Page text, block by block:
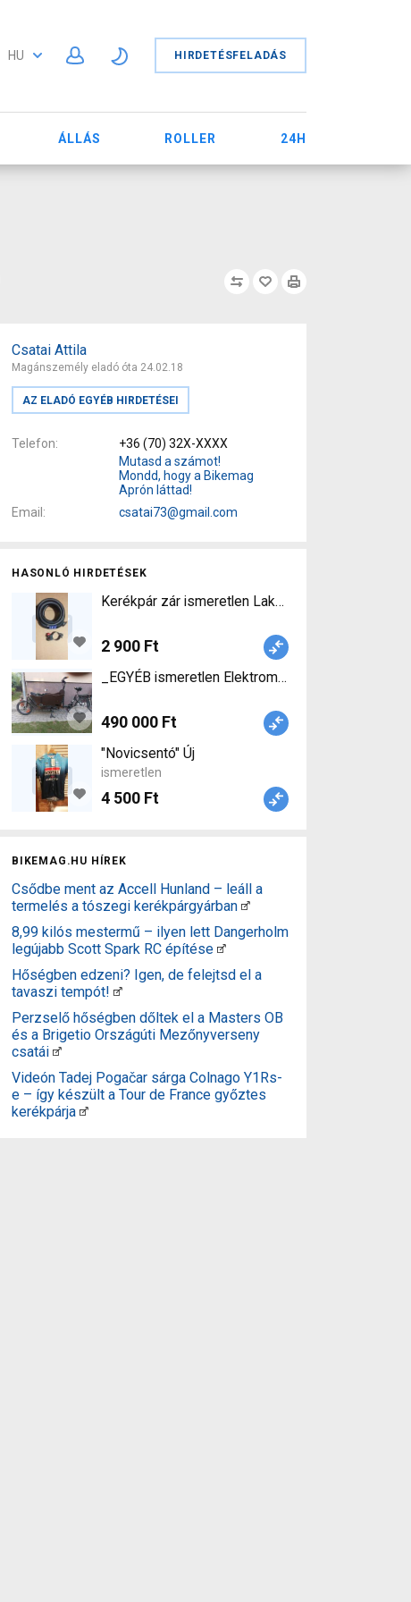
HU HIRDETÉSFELADÁS
ÁLLÁS ROLLER 24H
Csatai Attila
Magánszemély eladó óta 24.02.18
AZ ELADÓ EGYÉB HIRDETÉSEI
Telefon
+36 (70) 32X-XXXX
Mutasd a számot!
Mondd, hogy a Bikemag
Aprón láttad!
Email
csatai73@gmail.com
HASONLÓ HIRDETÉSEK
Kerékpár zár ismeretlen Lakat / Szerszám /
2 900 Ft
_EGYÉB ismeretlen Elektromos Cargo / Teher
490 000 Ft
"Novicsentó" Új
ismeretlen
4 500 Ft
BIKEMAG.HU HÍREK
Csődbe ment az Accell Hunland – leáll a
termelés a tószegi kerékpárgyárban
8,99 kilós mestermű – ilyen lett Dangerholm
legújabb Scott Spark RC építése
Hőségben edzeni? Igen, de felejtsd el a
tavaszi tempót!
Perzselő hőségben dőltek el a Masters OB
és a Brigetio Országúti Mezőnyverseny
csatái
Videón Tadej Pogačar sárga Colnago Y1Rs-
e – így készült a Tour de France győztes
kerékpárja